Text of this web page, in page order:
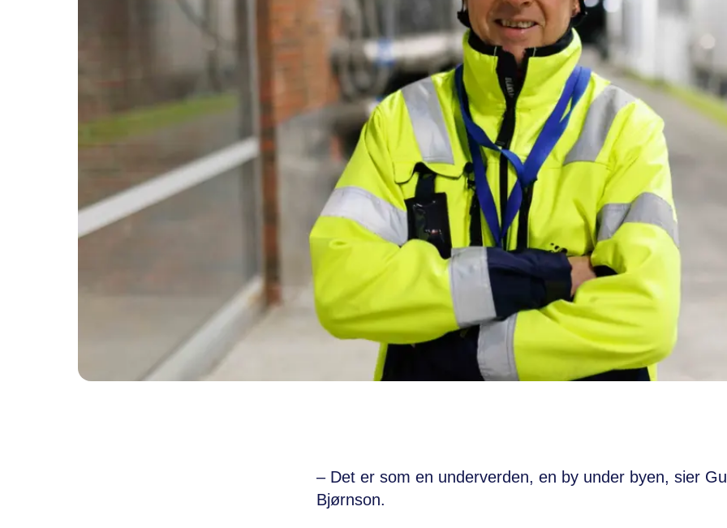
– Det er som en underverden, en by under byen, sier
Bjørnson.